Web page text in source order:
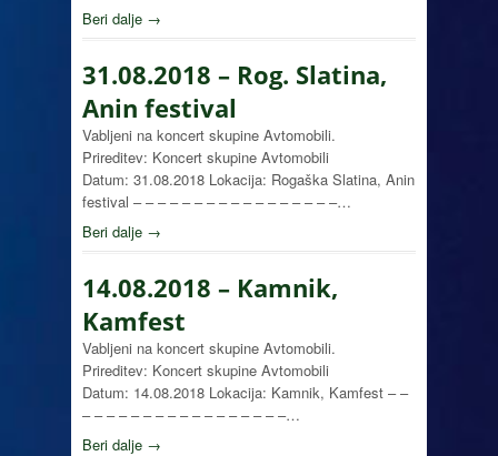
Beri dalje →
31.08.2018 – Rog. Slatina,
Anin festival
Vabljeni na koncert skupine Avtomobili.
Prireditev: Koncert skupine Avtomobili
Datum: 31.08.2018 Lokacija: Rogaška Slatina, Anin
festival – – – – – – – – – – – – – – – – –…
Beri dalje →
14.08.2018 – Kamnik,
Kamfest
Vabljeni na koncert skupine Avtomobili.
Prireditev: Koncert skupine Avtomobili
Datum: 14.08.2018 Lokacija: Kamnik, Kamfest – –
– – – – – – – – – – – – – – – – –…
Beri dalje →